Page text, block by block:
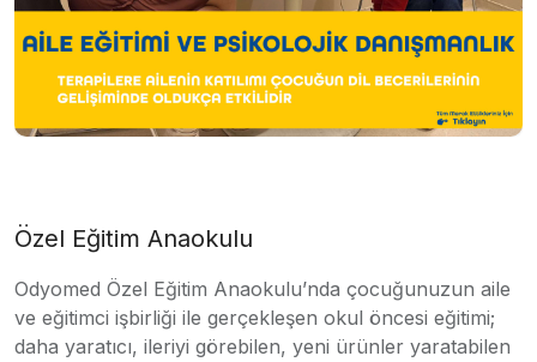
Özel Eğitim Anaokulu
Odyomed Özel Eğitim Anaokulu’nda çocuğunuzun aile
ve eğitimci işbirliği ile gerçekleşen okul öncesi eğitimi;
daha yaratıcı, ileriyi görebilen, yeni ürünler yaratabilen